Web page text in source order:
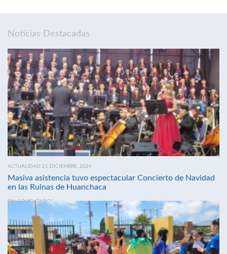
Noticias Destacadas
ACTUALIDAD 21 DICIEMBRE, 2024
Masiva asistencia tuvo espectacular Concierto de Navidad
en las Ruinas de Huanchaca
SIN COMENTARIOS